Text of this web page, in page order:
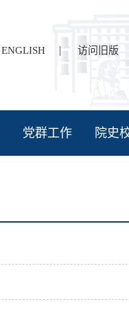
ENGLISH | 访问旧版
党群工作 院史